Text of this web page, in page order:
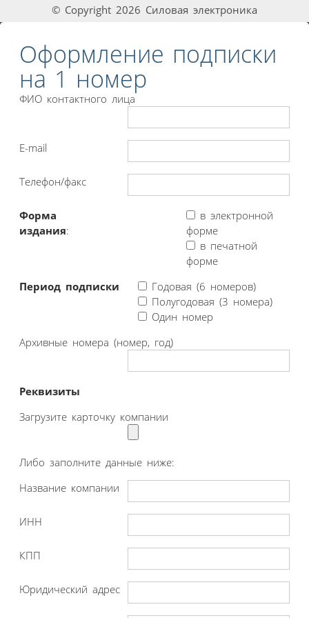
© Copyright 2026 Силовая электроника
Оформление подписки
на 1 номер
ФИО контактного лица
E-mail
Телефон/факс
Форма
издания:
в электронной
форме
в печатной
форме
Период подписки
Годовая (6 номеров)
Полугодовая (3 номера)
Один номер
Архивные номера (номер, год)
Реквизиты
Загрузите карточку компании
Либо заполните данные ниже:
Название компании
ИНН
КПП
Юридический адрес